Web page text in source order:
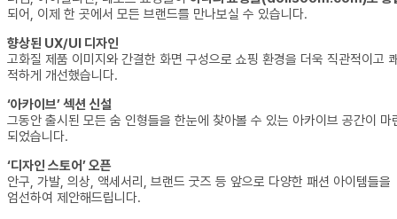
되어, 이제 한 곳에서 모든 브랜드를 만나보실 수 있습니다.
향상된 UX/UI 디자인
고화질 제품 이미지와 간결한 화면 구성으로 쇼핑 환경을 더욱 직관적이고
적하게 개선했습니다.
‘아카이브’ 섹션 신설
그동안 출시된 모든 숨 인형들을 한눈에 찾아볼 수 있는 아카이브 공간이 마
되었습니다.
‘디자인 스토어’ 오픈
안구, 가발, 의상, 액세서리, 브랜드 굿즈 등 앞으로 다양한 패션 아이템들을
엄선하여 제안해드립니다.